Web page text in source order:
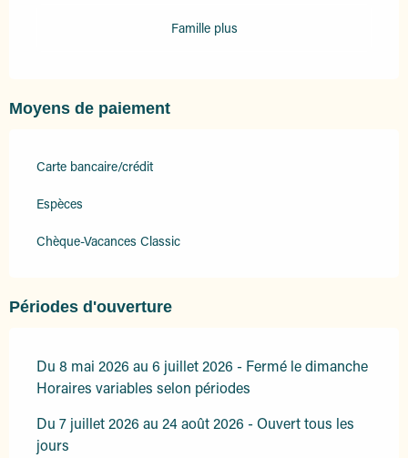
Famille plus
Moyens de paiement
Carte bancaire/crédit
Espèces
Chèque-Vacances Classic
Périodes d'ouverture
Du 8 mai 2026 au 6 juillet 2026 - Fermé le dimanche
Horaires variables selon périodes
Du 7 juillet 2026 au 24 août 2026 - Ouvert tous les
jours